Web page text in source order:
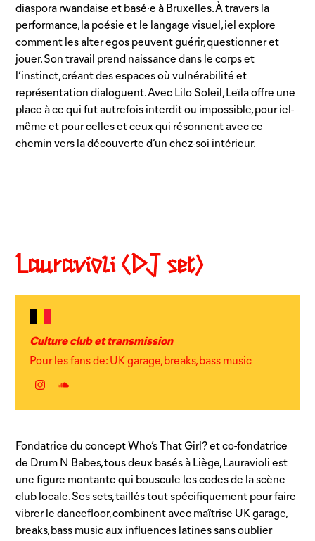
diaspora rwandaise et basé·e à Bruxelles. À travers la
performance, la poésie et le langage visuel, iel explore
comment les alter egos peuvent guérir, questionner et
jouer. Son travail prend naissance dans le corps et
l’instinct, créant des espaces où vulnérabilité et
représentation dialoguent. Avec Lilo Soleil, Leïla offre une
place à ce qui fut autrefois interdit ou impossible, pour iel-
même et pour celles et ceux qui résonnent avec ce
chemin vers la découverte d’un chez-soi intérieur.
Lauravioli (DJ set)
Culture club et transmission
Pour les fans de: UK garage, breaks, bass music
Instagram
Autre
lien
Fondatrice du concept Who’s That Girl? et co-fondatrice
de Drum N Babes, tous deux basés à Liège, Lauravioli est
une figure montante qui bouscule les codes de la scène
club locale. Ses sets, taillés tout spécifiquement pour faire
vibrer le dancefloor, combinent avec maîtrise UK garage,
breaks, bass music aux influences latines sans oublier